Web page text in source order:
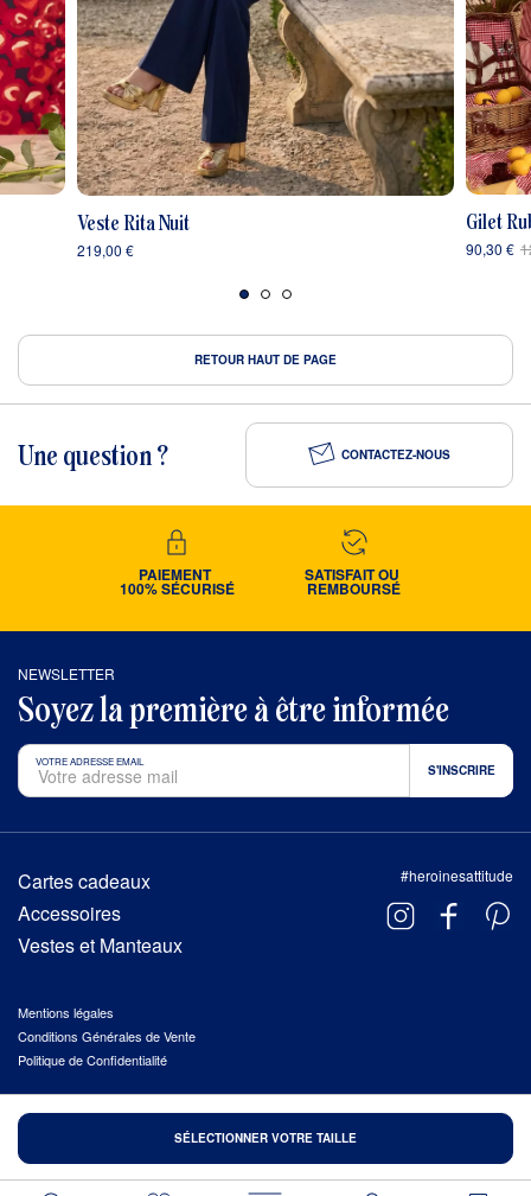
SÉLECTIONNER VOTRE TAILLE
Veste Rita Nuit
219,00 €
Gilet
90,30 €
RETOUR HAUT DE PAGE
Une question ? CONTACTEZ-NOUS
PAIEMENT
100% SÉCURISÉ
SATISFAIT OU
REMBOURSÉ
NEWSLETTER
Soyez la première à être informée
VOTRE ADRESSE EMAIL
Cartes cadeaux
Accessoires
Vestes et Manteaux
#heroinesattitude
Mentions légales
Conditions Générales de Vente
Politique de Confidentialité
© 2026 HÉROÏNES, TOUS DROITS RÉSERVÉS
.